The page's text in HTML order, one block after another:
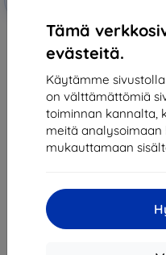
Tämä
evästeitä.
Käytämme
on välttämättömiä
toiminnan kannalta,
meitä
mukauttamaan
3Mk Matt Case Redmi 13R
5G/Redmi 13 4G black
12,90 €
11,61 €
Varastossa > 5 kpl
yhteensä6.